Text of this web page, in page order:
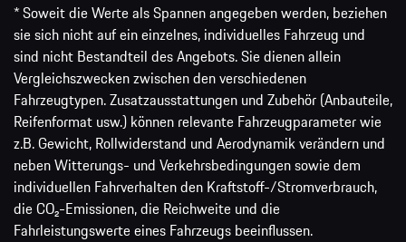
* Soweit die Werte als Spannen angegeben werden, beziehen
sie sich nicht auf ein einzelnes, individuelles Fahrzeug und
sind nicht Bestandteil des Angebots. Sie dienen allein
Vergleichszwecken zwischen den verschiedenen
Fahrzeugtypen. Zusatzausstattungen und Zubehör (Anbauteile,
Reifenformat usw.) können relevante Fahrzeugparameter wie
z.B. Gewicht, Rollwiderstand und Aerodynamik verändern und
neben Witterungs- und Verkehrsbedingungen sowie dem
individuellen Fahrverhalten den Kraftstoff-/Stromverbrauch,
die CO₂-Emissionen, die Reichweite und die
Fahrleistungswerte eines Fahrzeugs beeinflussen.